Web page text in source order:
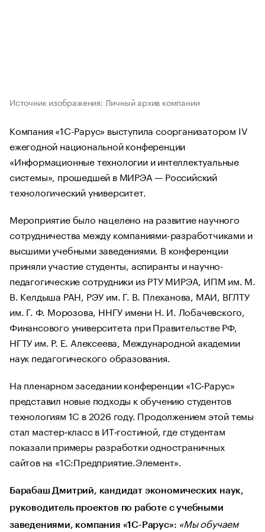
Источник изображения: Личный архив компании
Компания «1С-Рарус» выступила соорганизатором IV
ежегодной национальной конференции
«Информационные технологии и интеллектуальные
системы», прошедшей в МИРЭА — Российский
технологический университет.
Мероприятие было нацелено на развитие научного
сотрудничества между компаниями-разработчиками и
высшими учебными заведениями. В конференции
приняли участие студенты, аспиранты и научно-
педагогические сотрудники из РТУ МИРЭА, ИПМ им. М.
В. Келдыша РАН, РЭУ им. Г. В. Плеханова, МАИ, ВГЛТУ
им. Г. Ф. Морозова, ННГУ имени Н. И. Лобачевского,
Финансового университета при Правительстве РФ,
НГТУ им. Р. Е. Алексеева, Международной академии
наук педагогического образования.
На пленарном заседании конференции «1С‑Рарус»
представил новые подходы к обучению студентов
технологиям 1С в 2026 году. Продолжением этой темы
стал мастер‑класс в ИТ‑гостиной, где студентам
показали примеры разработки одностраничных
сайтов на «1С:Предприятие.Элемент».
Барабаш Дмитрий, кандидат экономических наук,
руководитель проектов по работе с учебными
заведениями, компания «1С-Рарус»: «Мы обучаем